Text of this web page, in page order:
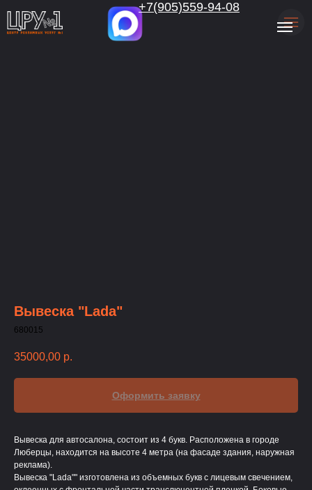
+7(905)559-94-08
Вывеска "Lada"
680015
35000,00 р.
Оформить заявку
Вывеска для автосалона, состоит из 4 букв. Расположена в городе
Люберцы, находится на высоте 4 метра (на фасаде здания, наружная
реклама).
Вывеска "Lada"" изготовлена из объемных букв с лицевым свечением,